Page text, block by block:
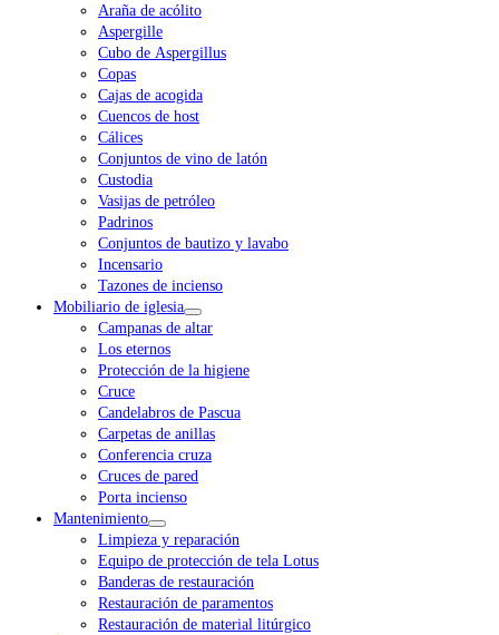
Araña de acólito
Aspergille
Cubo de Aspergillus
Copas
Cajas de acogida
Cuencos de host
Cálices
Conjuntos de vino de latón
Custodia
Vasijas de petróleo
Padrinos
Conjuntos de bautizo y lavabo
Incensario
Tazones de incienso
Mobiliario de iglesia
Campanas de altar
Los eternos
Protección de la higiene
Cruce
Candelabros de Pascua
Carpetas de anillas
Conferencia cruza
Cruces de pared
Porta incienso
Mantenimiento
Limpieza y reparación
Equipo de protección de tela Lotus
Banderas de restauración
Restauración de paramentos
Restauración de material litúrgico